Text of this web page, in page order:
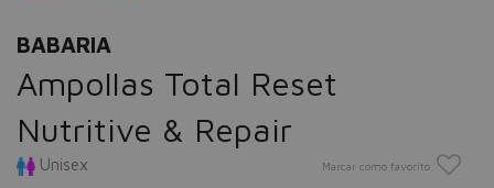
BABARIA
Ampollas Total Reset
Nutritive & Repair
Unisex Marcar como favorito